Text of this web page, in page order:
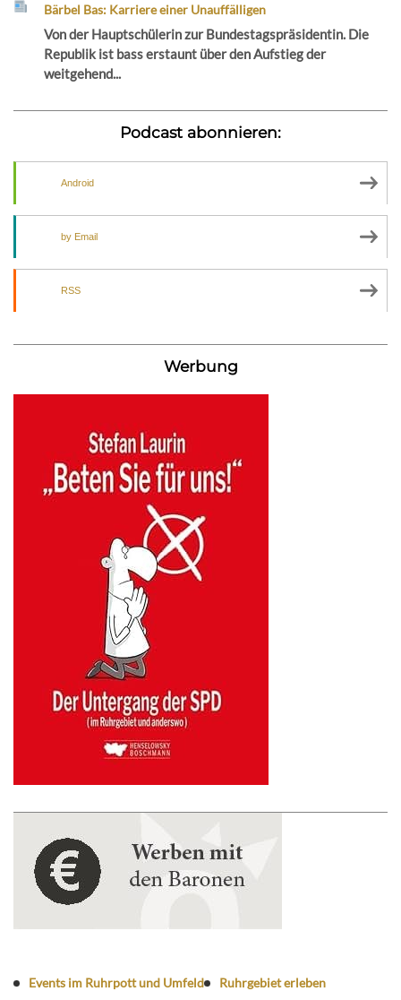
Bärbel Bas: Karriere einer Unauffälligen
Von der Hauptschülerin zur Bundestagspräsidentin. Die
Republik ist bass erstaunt über den Aufstieg der
weitgehend...
Podcast abonnieren:
Android
by Email
RSS
Werbung
Events im Ruhrpott und Umfeld Ruhrgebiet erleben